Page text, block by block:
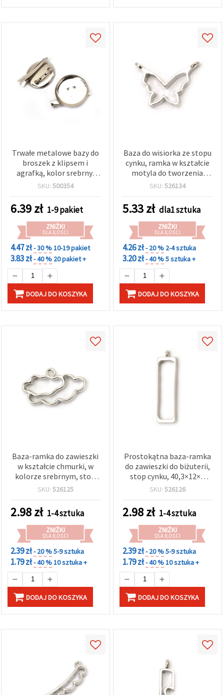
Trwałe metalowe bazy do
broszek z klipsem i
agrafką, kolor srebrny,
36x45 mm – 5 szt., idealne
SKU: 500354
6.39zł 1-9 pakiet
ZNIŻKI
DLA ILOŚCI
4.47 zł- 30 %10-19 pakiet
3.83 zł- 40 % 20 pakiet +
DODAJ DO KOSZYKA
Baza do wisiorka ze stopu
cynku, ramka w kształcie
motyla do tworzenia
biżuterii, 34 x 25 x 4 mm,
SKU: 526134
5.33zł dla1 sztuka
ZNIŻKI
DLA ILOŚCI
4.26 zł- 20 % 2-4 sztuka
3.20 zł- 40 %5 sztuka +
DODAJ DO KOSZYKA
Baza-ramka do zawieszki
w kształcie chmurki, w
kolorze srebrnym, stop
cynku, 21x15x4 mm
SKU: 526125
2.98zł 1-4 sztuka
ZNIŻKI
DLA ILOŚCI
2.39 zł- 20 %5-9 sztuka
1.79 zł- 40 %10 sztuka +
DODAJ DO KOSZYKA
Prostokątna baza-ramka
do zawieszki do biżuterii,
stop cynku, 40,3×12×4
mm, w kolorze srebrnym
SKU: 526126
2.98zł 1-4 sztuka
ZNIŻKI
DLA ILOŚCI
2.39 zł- 20 %5-9 sztuka
1.79 zł- 40 %10 sztuka +
DODAJ DO KOSZYKA